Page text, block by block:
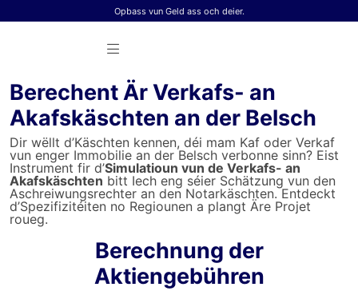
Opbass vun Geld ass och deier.
Berechent Är Verkafs- an
Akafskäschten an der Belsch
Dir wëllt d’Käschten kennen, déi mam Kaf oder Verkaf
vun enger Immobilie an der Belsch verbonne sinn? Eist
Instrument fir d’Simulatioun vun de Verkafs- an
Akafskäschten bitt Iech eng séier Schätzung vun den
Aschreiwungsrechter an den Notarkäschten. Entdeckt
d’Spezifizitéiten no Regiounen a plangt Äre Projet
roueg.
Berechnung der
Aktiengebühren